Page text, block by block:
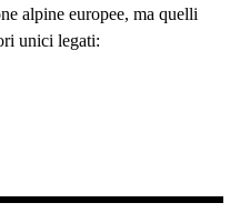
alpine europee, ma quelli
unici legati: